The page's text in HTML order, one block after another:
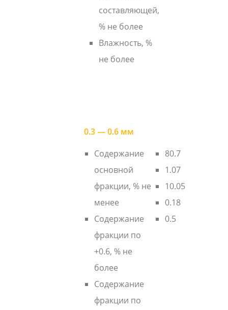
составляющей,
% не более
Влажность, %
не более
0.3 — 0.6 мм
Содержание
основной
фракции, % не
менее
Содержание
фракции по
+0.6, % не
более
Содержание
фракции по
80.7
1.07
10.05
0.18
0.5